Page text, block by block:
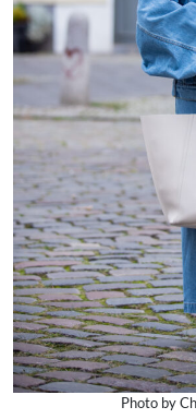
Photo by